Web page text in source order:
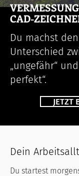
CAD-
Du machst den
Unterschied
„ungefähr“
perfekt“.
JETZT
Dein
Du startest